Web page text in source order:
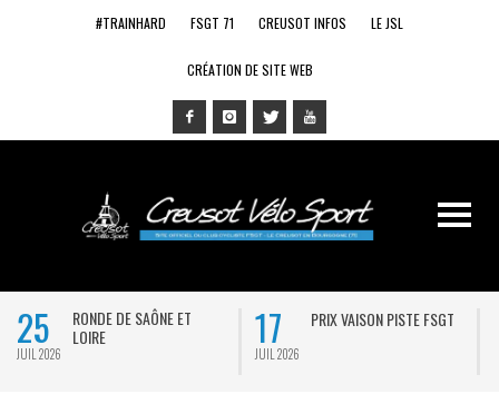
#TRAINHARD FSGT 71 CREUSOT INFOS LE JSL
CRÉATION DE SITE WEB
25
JUIL 2026
RONDE DE SAÔNE ET
LOIRE
17
JUIL 2026
PRIX VAISON PISTE FSGT